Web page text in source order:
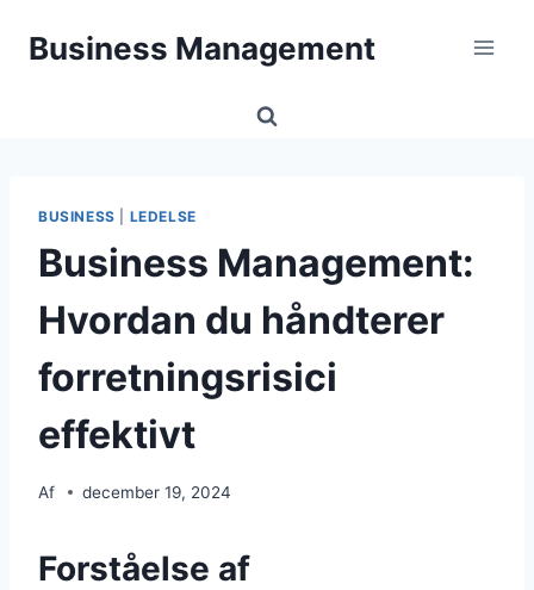
Business Management
BUSINESS LEDELSE
Business Management:
Hvordan du håndterer
forretningsrisici
effektivt
Af december 19, 2024
Forståelse af